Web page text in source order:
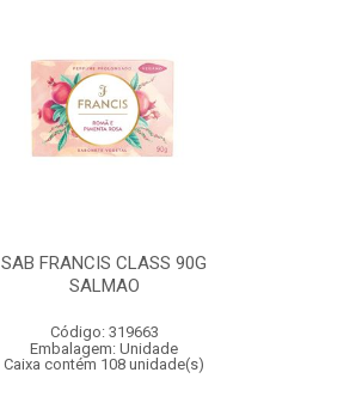
SAB FRANCIS CLASS 90G
SALMAO
Código: 319663
Embalagem: Unidade
Caixa contém 108 unidade(s)